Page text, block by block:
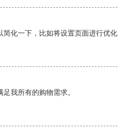
化一下，比如将设置页面进行优
我所有的购物需求。